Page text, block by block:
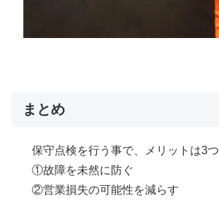
まとめ
保守点検を行う事で、メリットは3つ
①故障を未然に防ぐ
②営業損失の可能性を減らす